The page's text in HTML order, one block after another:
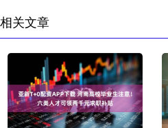
相关文章